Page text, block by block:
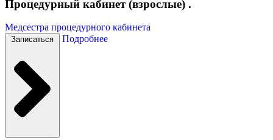
Процедурный кабинет (взрослые) .
Медсестра процедурного кабинета
Записаться Подробнее